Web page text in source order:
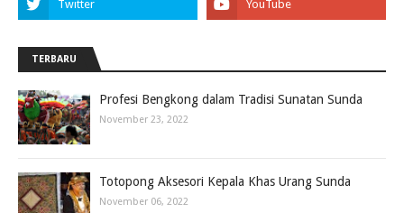
TERBARU
Profesi Bengkong dalam Tradisi Sunatan Sunda
November 23, 2022
Totopong Aksesori Kepala Khas Urang Sunda
November 06, 2022